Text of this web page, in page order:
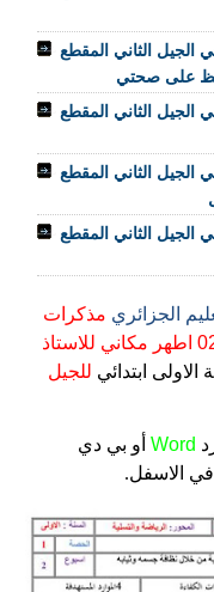
الجيل الثاني المقطع
على صحتي
الجيل الثاني المقطع
الجيل الثاني المقطع
الجيل الثاني المقطع
الجزائري مذكرات
التربية الاسلامية المقطع 02 الدرس 02 اطهر مكاني للاستاذ
الاولى ابتدائي للجيل
Word أو بي دي
الاسفل.